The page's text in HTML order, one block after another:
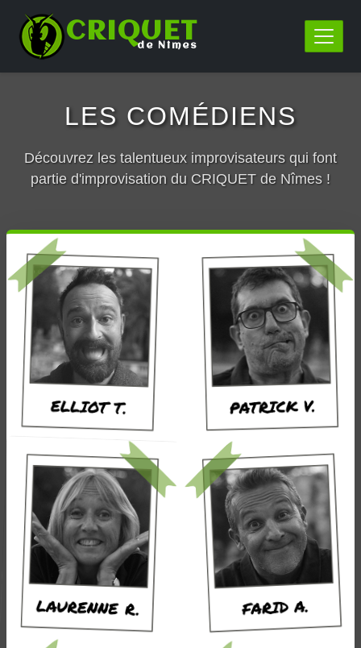
CRIQUET
de Nîmes
LES COMÉDIENS
Découvrez les talentueux improvisateurs qui font
partie d'improvisation du CRIQUET de Nîmes !